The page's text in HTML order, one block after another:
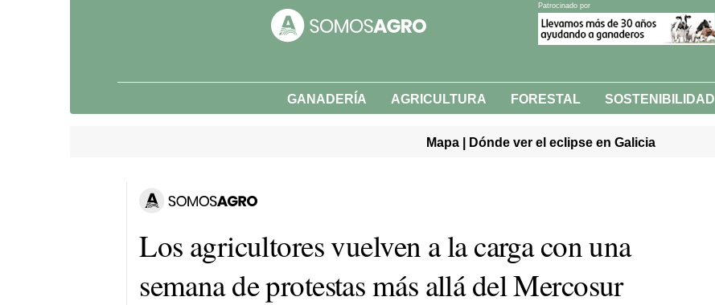
Patrocinado por
GANADERÍA AGRICULTURA FORESTAL SOSTENIBILIDAD
Mapa | Dónde ver el eclipse en Galicia
Los agricultores vuelven a la carga con una
semana de protestas más allá del Mercosur